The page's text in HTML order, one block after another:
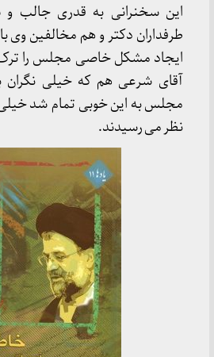
این سخنرانی به قدری جالب
طرفداران دکتر و هم مخالفین وی
ایجاد مشکل خاصی مجلس را ترک
آقای شرعی هم که خیلی نگران
مجلس به این خوبی تمام شد
نظر می رسیدند.